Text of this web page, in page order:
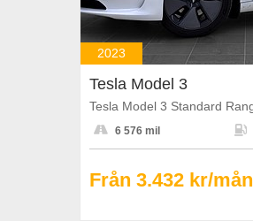
2023
Tesla Model 3
 6 576 mil 
Från 3.432 kr/mån